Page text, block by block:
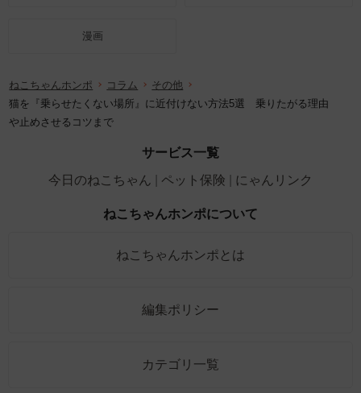
漫画
ねこちゃんホンポ コラム
その他
猫を『乗らせたくない場所』に近付けない方法5選 乗りたがる理由
や止めさせるコツまで
サービス一覧
今日のねこちゃん
ペット保険 にゃんリンク
ねこちゃんホンポについて
ねこちゃんホンポとは
編集ポリシー
カテゴリ一覧